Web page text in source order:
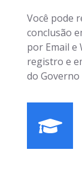
Você pode
conclusão
por Email e
registro e
do Governo